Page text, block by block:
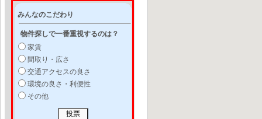
みんなのこだわり
物件探しで一番重視するのは？
家賃
間取り・広さ
交通アクセスの良さ
環境の良さ・利便性
その他